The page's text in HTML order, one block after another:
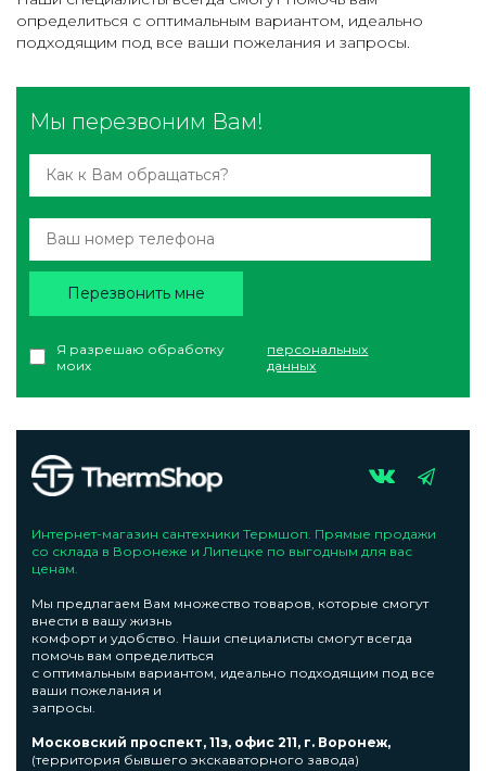
определиться с оптимальным вариантом, идеально
подходящим под все ваши пожелания и запросы.
Мы перезвоним Вам!
Я разрешаю обработку
моих
персональных
данных
Перезвонить мне
Интернет-магазин сантехники Термшоп. Прямые продажи
со склада в Воронеже и Липецке по выгодным для вас
ценам.
Мы предлагаем Вам множество товаров, которые смогут
внести в вашу жизнь
комфорт и удобство. Наши специалисты смогут всегда
помочь вам определиться
с оптимальным вариантом, идеально подходящим под все
ваши пожелания и
запросы.
Московский проспект, 11з, офис 211, г. Воронеж,
(территория бывшего экскаваторного завода)